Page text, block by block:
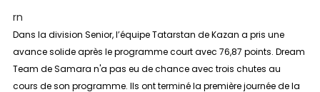
rn
Dans la division Senior, l’équipe Tatarstan de Kazan a pris une
avance solide après le programme court avec 76,87 points. Dream
Team de Samara n'a pas eu de chance avec trois chutes au
cours de son programme. Ils ont terminé la première journée de la